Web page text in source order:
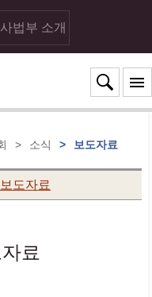
사법부 소개
> 소식 > 보도자료
보도자료
료